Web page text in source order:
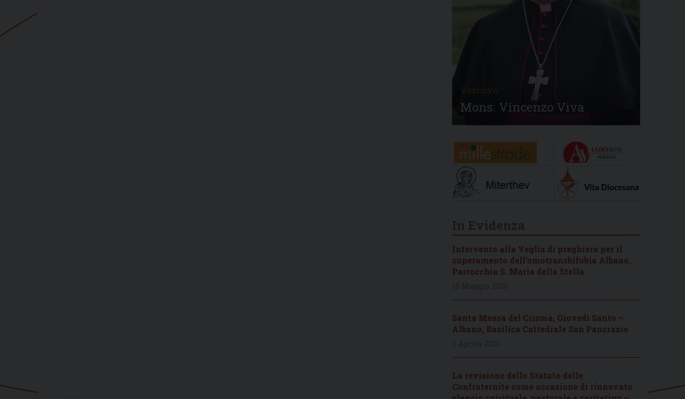
Vescovo
Mons. Vincenzo Viva
Intervento alla Veglia di preghiera per il
superamento dell’omotransbifobia Albano,
Parrocchia S. Maria della Stella
Santa Messa del Crisma, Giovedì Santo –
Albano, Basilica Cattedrale San Pancrazio
La revisione dello Statuto delle
Confraternite come occasione di rinnovato